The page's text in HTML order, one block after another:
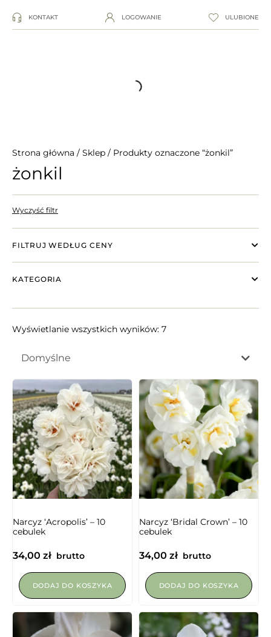
KONTAKT LOGOWANIE ULUBIONE
Strona główna / Sklep / Produkty oznaczone “żonkil”
żonkil
Wyczyść filtr
FILTRUJ WEDŁUG CENY
KATEGORIA
Wyświetlanie wszystkich wyników: 7
Domyślne
Narcyz ‘Acropolis’ – 10
cebulek
34,00 zł brutto
DODAJ DO KOSZYKA
Narcyz ‘Bridal Crown’ – 10
cebulek
34,00 zł brutto
DODAJ DO KOSZYKA